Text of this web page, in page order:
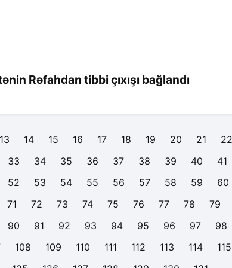
Rəfahdan tibbi çıxışı bağlandı
13 14 15 16 17 18 19 20 21
22
33 34 35 36 37 38 39 40
41
52 53 54 55 56 57 58 59
60
71 72 73 74 75 76 77 78
79
90 91 92 93 94 95 96 97
98
108 109 110 111 112 113 114
115